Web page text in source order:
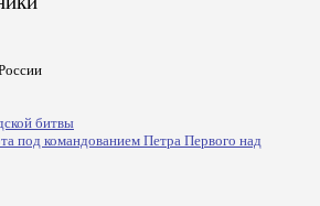
битвы
под командованием Петра Первого над